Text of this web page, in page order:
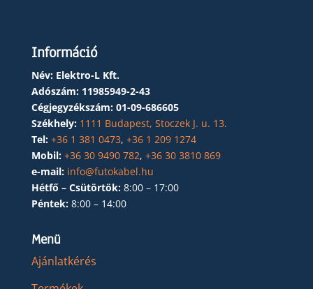
Információ
Név: Elektro-L Kft.
Adószám: 11985949-2-43
Cégjegyzékszám: 01-09-686605
Székhely: 1111 Budapest, Stoczek J. u. 13.
Tel: +36 1 381 0473, +36 1 209 1274
Mobil: +36 30 9490 782, +36 30 3810 869
e-mail: info@futokabel.hu
Hétfő – Csütörtök: 8:00 – 17:00
Péntek: 8:00 – 14:00
Menü
Ajánlatkérés